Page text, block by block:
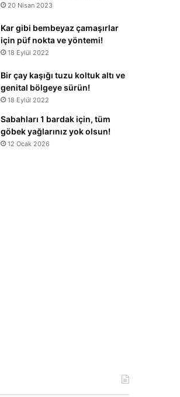
20 Nisan 2023
Kar gibi bembeyaz çamaşırlar
için püf nokta ve yöntemi!
18 Eylül 2022
Bir çay kaşığı tuzu koltuk altı ve
genital bölgeye sürün!
18 Eylül 2022
Sabahları 1 bardak için, tüm
göbek yağlarınız yok olsun!
12 Ocak 2026